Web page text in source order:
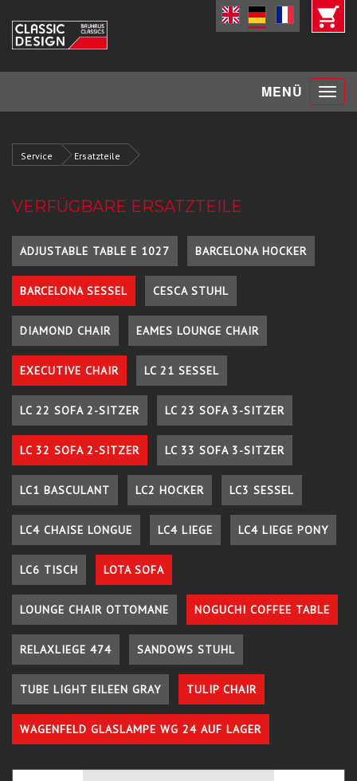
MENÜ Toggle
Service Ersatzteile
VERFÜGBARE ERSATZTEILE
ADJUSTABLE TABLE E 1027 BARCELONA HOCKER
BARCELONA SESSEL CESCA STUHL
DIAMOND CHAIR EAMES LOUNGE CHAIR
EXECUTIVE CHAIR LC 21 SESSEL
LC 22 SOFA 2-SITZER LC 23 SOFA 3-SITZER
LC 32 SOFA 2-SITZER LC 33 SOFA 3-SITZER
LC1 BASCULANT LC2 HOCKER LC3 SESSEL
LC4 CHAISE LONGUE LC4 LIEGE LC4 LIEGE PONY
LC6 TISCH LOTA SOFA
LOUNGE CHAIR OTTOMANE NOGUCHI COFFEE TABLE
RELAXLIEGE 474 SANDOWS STUHL
TUBE LIGHT EILEEN GRAY TULIP CHAIR
WAGENFELD GLASLAMPE WG 24 AUF LAGER